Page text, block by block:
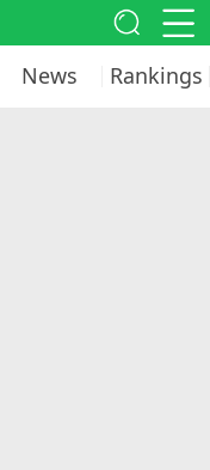
News Rankings